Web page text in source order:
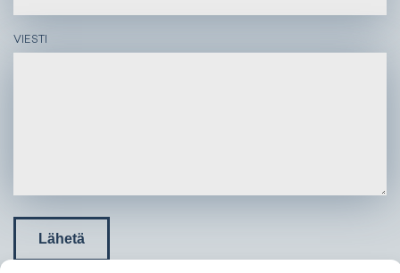
VIESTI
Lähetä